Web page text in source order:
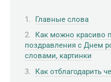
Главные слова
Как можно красиво
поздравления с Днем
словами, картинки
Как отблагодарить